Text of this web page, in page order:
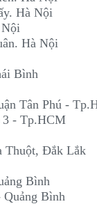
Hà Nội
Hà Nội
Bình
Tân Phú -
3 - Tp.HCM
Thuột, Đắk Lắk
Bình
Bình